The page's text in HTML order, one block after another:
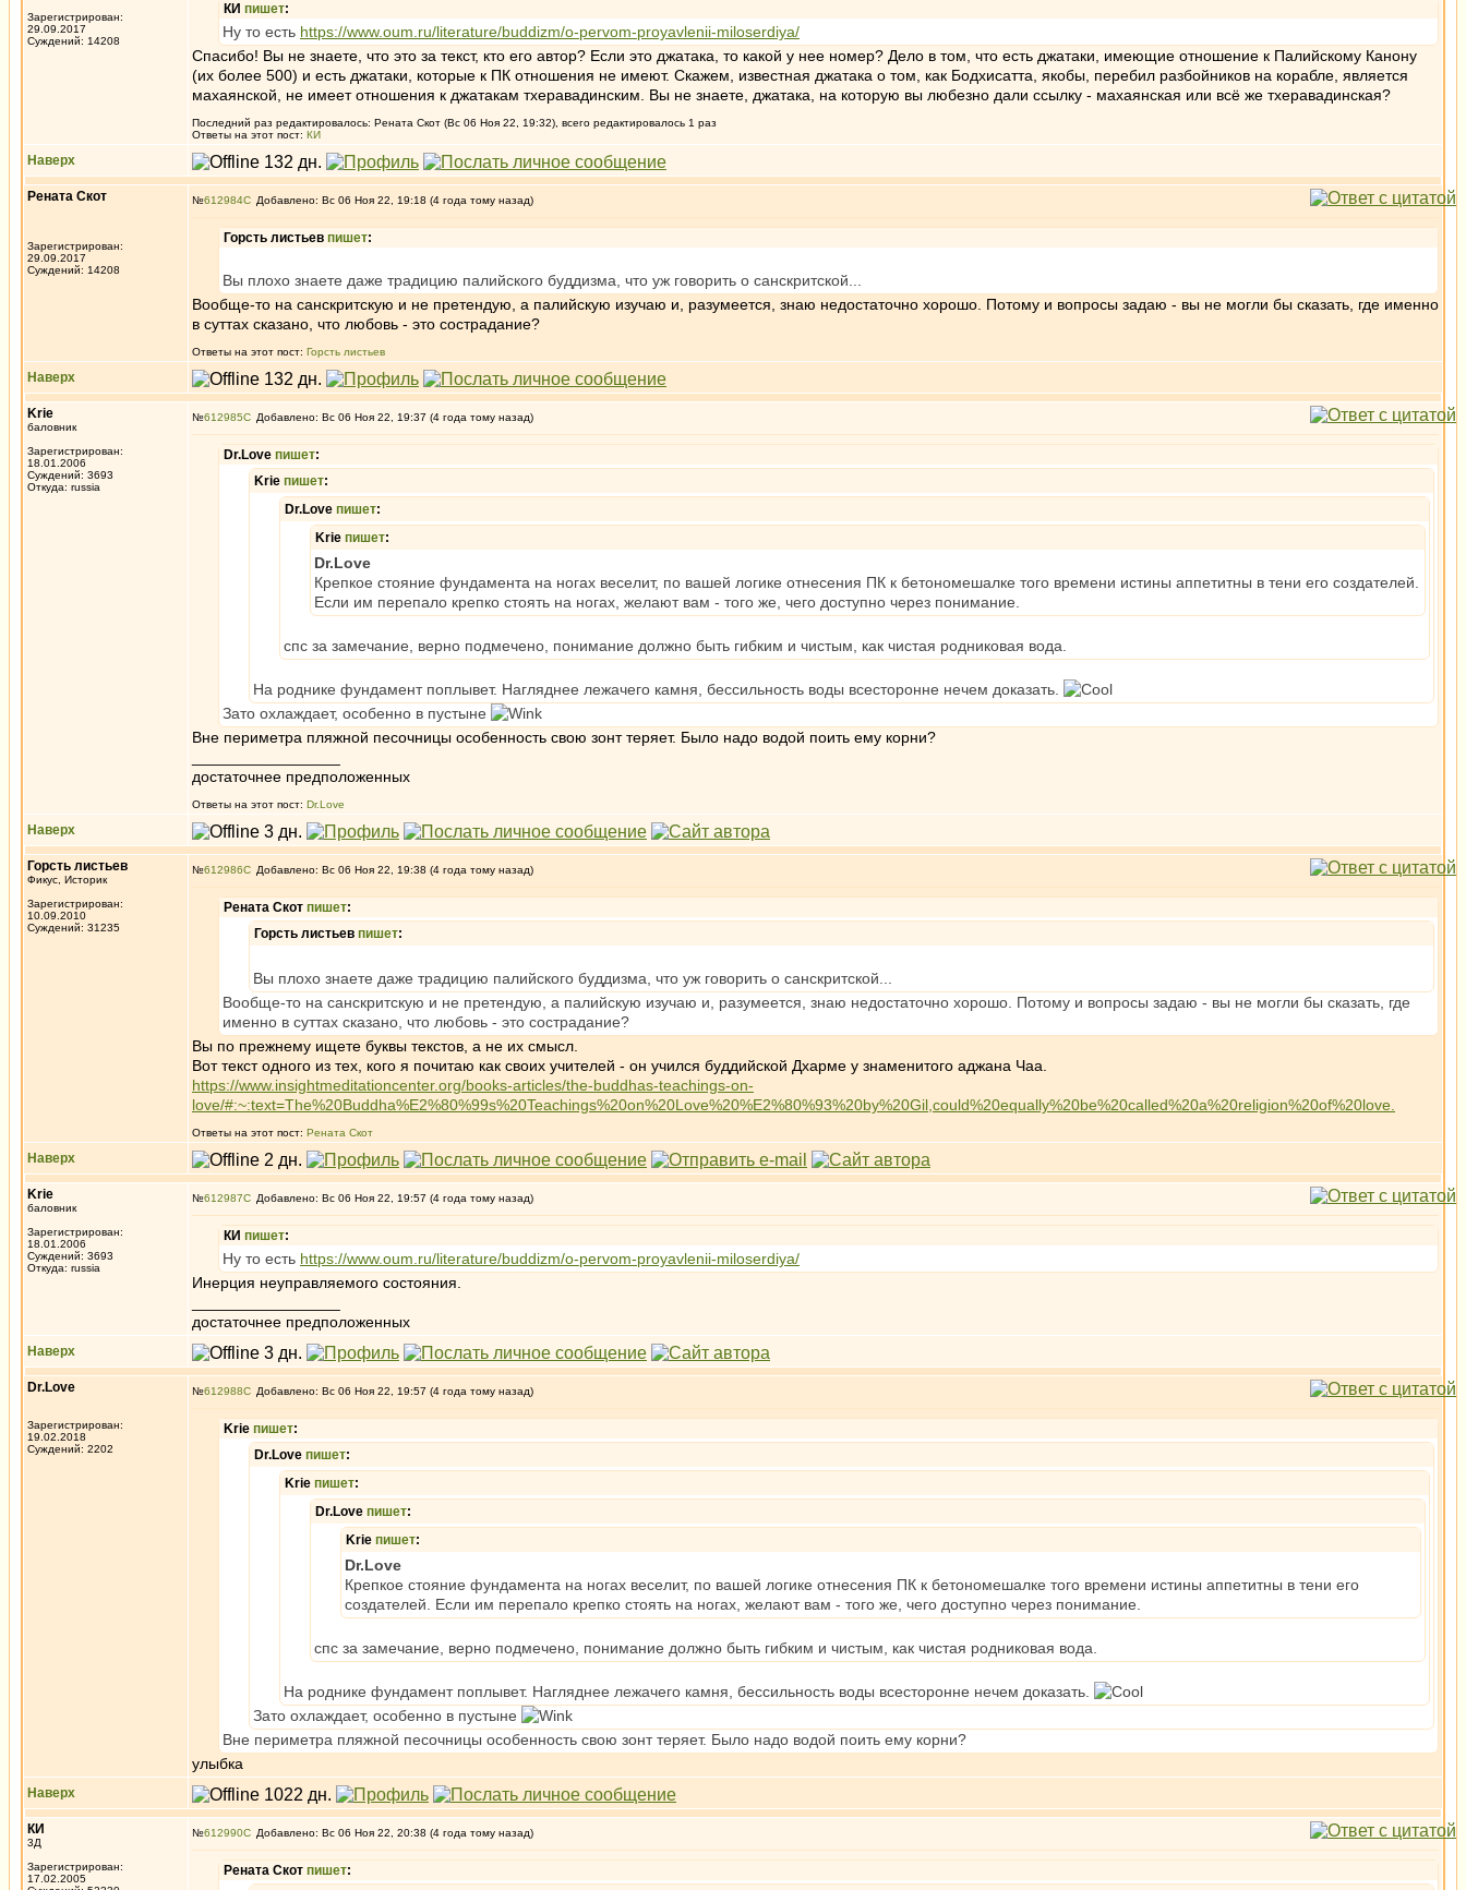
Зарегистрирован:
29.09.2017
Суждений: 14208
КИ пишет:
Ну то есть https://www.oum.ru/literature/buddizm/o-pervom-proyavlenii-miloserdiya/
Спасибо! Вы не знаете, что это за текст, кто его автор? Если это джатака, то какой у нее номер? Дело в том, что есть джатаки, имеющие отношение к Палийскому Канону
(их более 500) и есть джатаки, которые к ПК отношения не имеют. Скажем, известная джатака о том, как Бодхисатта, якобы, перебил разбойников на корабле, является
махаянской, не имеет отношения к джатакам тхеравадинским. Вы не знаете, джатака, на которую вы любезно дали ссылку - махаянская или всё же тхеравадинская?
Последний раз редактировалось: Рената Скот (Вс 06 Ноя 22, 19:32), всего редактировалось 1 раз
Ответы на этот пост: КИ
Наверх
Рената Скот
Зарегистрирован:
29.09.2017
Суждений: 14208
№612984 Добавлено: Вс 06 Ноя 22, 19:18 (4 года тому назад)
Горсть листьев пишет:
Вы плохо знаете даже традицию палийского буддизма, что уж говорить о санскритской...
Вообще-то на санскритскую и не претендую, а палийскую изучаю и, разумеется, знаю недостаточно хорошо. Потому и вопросы задаю - вы не могли бы сказать, где именно
в суттах сказано, что любовь - это сострадание?
Ответы на этот пост: Горсть листьев
Наверх
Krie
баловник
Зарегистрирован:
18.01.2006
Суждений: 3693
Откуда: russia
№612985 Добавлено: Вс 06 Ноя 22, 19:37 (4 года тому назад)
Dr.Love пишет:
Krie пишет:
Dr.Love пишет:
Krie пишет:
Dr.Love
Крепкое стояние фундамента на ногах веселит, по вашей логике отнесения ПК к бетономешалке того времени истины аппетитны в тени его создателей.
Если им перепало крепко стоять на ногах, желают вам - того же, чего доступно через понимание.
спс за замечание, верно подмечено, понимание должно быть гибким и чистым, как чистая родниковая вода.
На роднике фундамент поплывет. Нагляднее лежачего камня, бессильность воды всесторонне нечем доказать.
Зато охлаждает, особенно в пустыне
Вне периметра пляжной песочницы особенность свою зонт теряет. Было надо водой поить ему корни?
достаточнее предположенных
Ответы на этот пост: Dr.Love
Наверх
Горсть листьев
Фикус, Историк
Зарегистрирован:
10.09.2010
Суждений: 31235
№612986 Добавлено: Вс 06 Ноя 22, 19:38 (4 года тому назад)
Рената Скот пишет:
Горсть листьев пишет:
Вы плохо знаете даже традицию палийского буддизма, что уж говорить о санскритской...
Вообще-то на санскритскую и не претендую, а палийскую изучаю и, разумеется, знаю недостаточно хорошо. Потому и вопросы задаю - вы не могли бы сказать, где
именно в суттах сказано, что любовь - это сострадание?
Вы по прежнему ищете буквы текстов, а не их смысл.
Вот текст одного из тех, кого я почитаю как своих учителей - он учился буддийской Дхарме у знаменитого аджана Чаа.
https://www.insightmeditationcenter.org/books-articles/the-buddhas-teachings-on-
love/#:~:text=The%20Buddha%E2%80%99s%20Teachings%20on%20Love%20%E2%80%93%20by%20Gil,could%20equally%20be%20called%20a%20religion%20of%20love.
Ответы на этот пост: Рената Скот
Наверх
Krie
баловник
Зарегистрирован:
18.01.2006
Суждений: 3693
Откуда: russia
№612987 Добавлено: Вс 06 Ноя 22, 19:57 (4 года тому назад)
КИ пишет:
Ну то есть https://www.oum.ru/literature/buddizm/o-pervom-proyavlenii-miloserdiya/
Инерция неуправляемого состояния.
достаточнее предположенных
Наверх
Dr.Love
Зарегистрирован:
19.02.2018
Суждений: 2202
№612988 Добавлено: Вс 06 Ноя 22, 19:57 (4 года тому назад)
Krie пишет:
Dr.Love пишет:
Krie пишет:
Dr.Love пишет:
Krie пишет:
Dr.Love
Крепкое стояние фундамента на ногах веселит, по вашей логике отнесения ПК к бетономешалке того времени истины аппетитны в тени его
создателей. Если им перепало крепко стоять на ногах, желают вам - того же, чего доступно через понимание.
спс за замечание, верно подмечено, понимание должно быть гибким и чистым, как чистая родниковая вода.
На роднике фундамент поплывет. Нагляднее лежачего камня, бессильность воды всесторонне нечем доказать.
Зато охлаждает, особенно в пустыне
Вне периметра пляжной песочницы особенность свою зонт теряет. Было надо водой поить ему корни?
улыбка
Наверх
КИ
3Д
Зарегистрирован:
17.02.2005
№612990 Добавлено: Вс 06 Ноя 22, 20:38 (4 года тому назад)
Рената Скот пишет: